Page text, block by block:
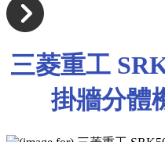
三菱重工
掛牆分體